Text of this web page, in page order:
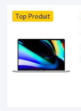
Top Produit